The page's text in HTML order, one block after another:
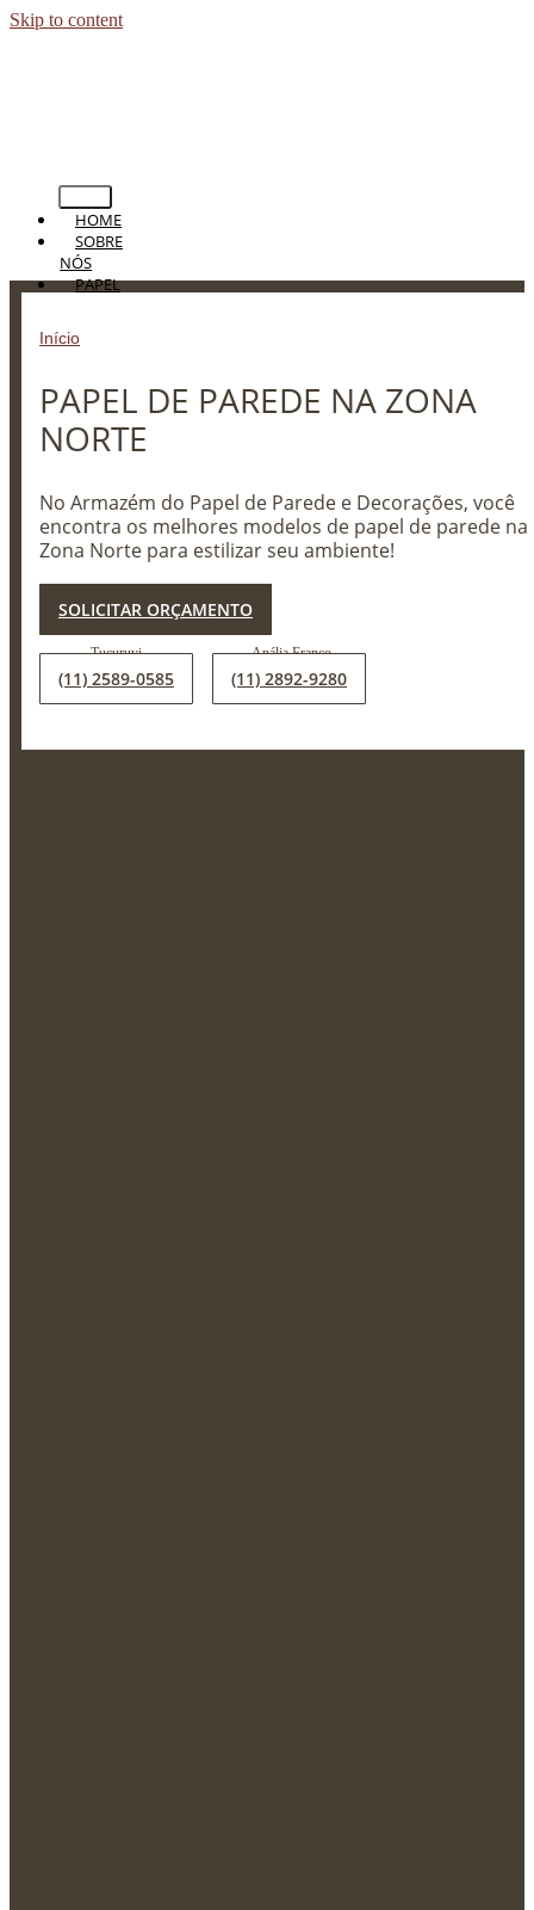
Skip to content
HOME
SOBRE
NÓS
PAPEL
PAREDE
PERSIANAS
TAPETES
PISOS
BLOG
CONTATO
Início
PAPEL DE PAREDE NA ZONA
NORTE
No Armazém do Papel de Parede e Decorações, você
encontra os melhores modelos de papel de parede na
Zona Norte para estilizar seu ambiente!
SOLICITAR ORÇAMENTO
(11) 2589-0585 (11) 2892-9280